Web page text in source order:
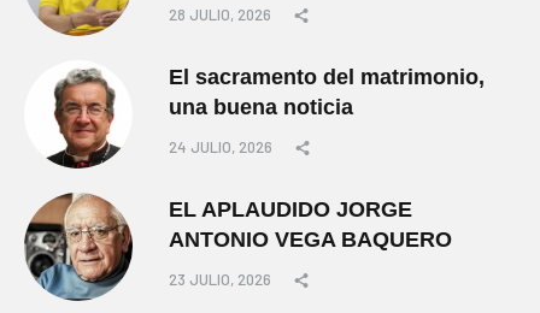
28 JULIO, 2026
El sacramento del matrimonio,
una buena noticia
24 JULIO, 2026
EL APLAUDIDO JORGE
ANTONIO VEGA BAQUERO
23 JULIO, 2026